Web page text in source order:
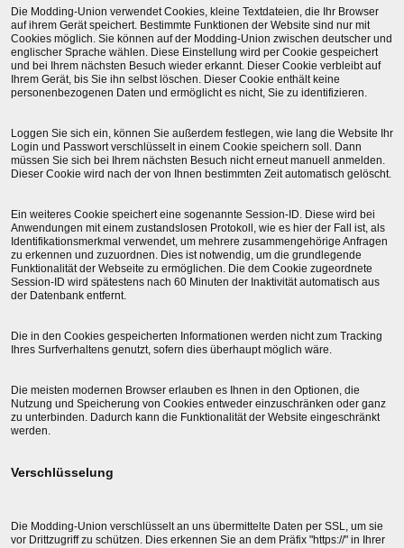
Die Modding-Union verwendet Cookies, kleine Textdateien, die Ihr Browser
auf ihrem Gerät speichert. Bestimmte Funktionen der Website sind nur mit
Cookies möglich. Sie können auf der Modding-Union zwischen deutscher und
englischer Sprache wählen. Diese Einstellung wird per Cookie gespeichert
und bei Ihrem nächsten Besuch wieder erkannt. Dieser Cookie verbleibt auf
Ihrem Gerät, bis Sie ihn selbst löschen. Dieser Cookie enthält keine
personenbezogenen Daten und ermöglicht es nicht, Sie zu identifizieren.
Loggen Sie sich ein, können Sie außerdem festlegen, wie lang die Website Ihr
Login und Passwort verschlüsselt in einem Cookie speichern soll. Dann
müssen Sie sich bei Ihrem nächsten Besuch nicht erneut manuell anmelden.
Dieser Cookie wird nach der von Ihnen bestimmten Zeit automatisch gelöscht.
Ein weiteres Cookie speichert eine sogenannte Session-ID. Diese wird bei
Anwendungen mit einem zustandslosen Protokoll, wie es hier der Fall ist, als
Identifikationsmerkmal verwendet, um mehrere zusammengehörige Anfragen
zu erkennen und zuzuordnen. Dies ist notwendig, um die grundlegende
Funktionalität der Webseite zu ermöglichen. Die dem Cookie zugeordnete
Session-ID wird spätestens nach 60 Minuten der Inaktivität automatisch aus
der Datenbank entfernt.
Die in den Cookies gespeicherten Informationen werden nicht zum Tracking
Ihres Surfverhaltens genutzt, sofern dies überhaupt möglich wäre.
Die meisten modernen Browser erlauben es Ihnen in den Optionen, die
Nutzung und Speicherung von Cookies entweder einzuschränken oder ganz
zu unterbinden. Dadurch kann die Funktionalität der Website eingeschränkt
werden.
Verschlüsselung
Die Modding-Union verschlüsselt an uns übermittelte Daten per SSL, um sie
vor Drittzugriff zu schützen. Dies erkennen Sie an dem Präfix "https://" in Ihrer